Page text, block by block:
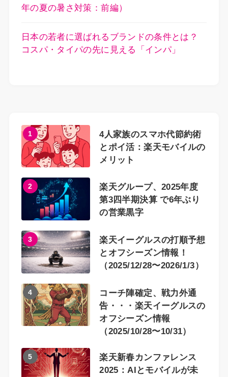
年の夏の暑さ対策：前編）
日本の若者に選ばれるブランドの条件とは？
コスパ・タイパの先に見える「インパ」
1
4人家族のスマホ代節約術
とポイ活：楽天モバイルの
メリット
2
楽天グループ、2025年度
第3四半期決算 で6年ぶり
の営業黒字
3
楽天イーグルスの打順予想
とオフシーズン情報！
（2025/12/28〜2026/1/3）
4
コーチ陣確定、戦力外通
告・・・楽天イーグルスの
オフシーズン情報
（2025/10/28〜10/31）
5
楽天新春カンファレンス
2025：AIとモバイルが未